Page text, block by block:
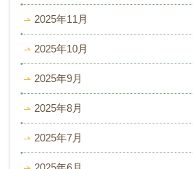
2025年11月
2025年10月
2025年9月
2025年8月
2025年7月